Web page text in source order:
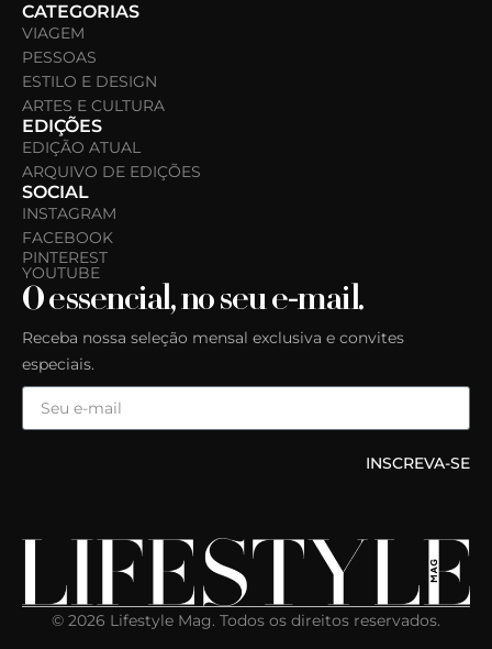
CATEGORIAS
VIAGEM
PESSOAS
ESTILO E DESIGN
ARTES E CULTURA
EDIÇÕES
EDIÇÃO ATUAL
ARQUIVO DE EDIÇÕES
SOCIAL
INSTAGRAM
FACEBOOK
PINTEREST
YOUTUBE
O essencial, no seu e-mail.
Receba nossa seleção mensal exclusiva e convites
especiais.
INSCREVA-SE
© 2026 Lifestyle Mag. Todos os direitos reservados.